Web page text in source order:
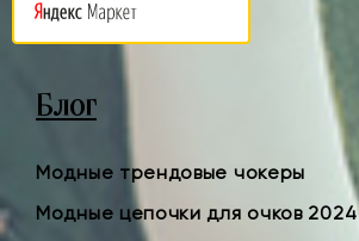
Блог
Модные трендовые чокеры
Модные цепочки для очков 2024